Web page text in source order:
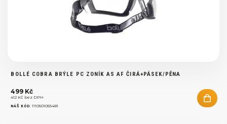
BOLLÉ COBRA BRÝLE PC ZONÍK AS AF ČIRÁ+PÁSEK/PĚNA
499 Kč
412 Kč bez DPH
NÁŠ KÓD:1110501055481